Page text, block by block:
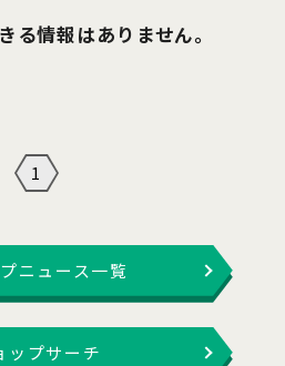
る情報はありません。
1
ニュース一覧
ップサーチ